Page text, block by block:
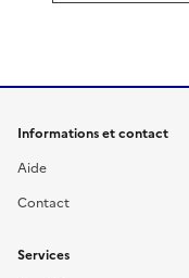
Informations et contact
Aide
Contact
Services